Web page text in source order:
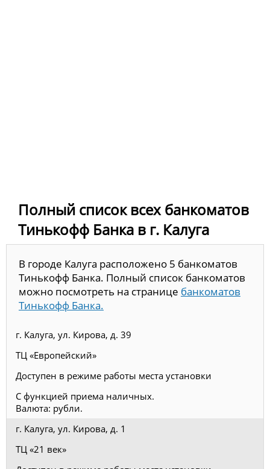
Полный список всех банкоматов
Тинькофф Банка в г. Калуга
В городе Калуга расположено 5 банкоматов
Тинькофф Банка. Полный список банкоматов
можно посмотреть на странице банкоматов
Тинькофф Банка.
г. Калуга, ул. Кирова, д. 39
ТЦ «Европейский»
Доступен в режиме работы места установки
С функцией приема наличных.
Валюта: рубли.
г. Калуга, ул. Кирова, д. 1
ТЦ «21 век»